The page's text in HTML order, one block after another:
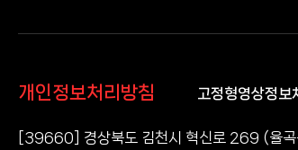
개인정보처리방침 고정형영상정보
[39660] 경상북도 김천시 혁신로 269 (율곡